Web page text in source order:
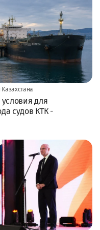
для
судов КТК -